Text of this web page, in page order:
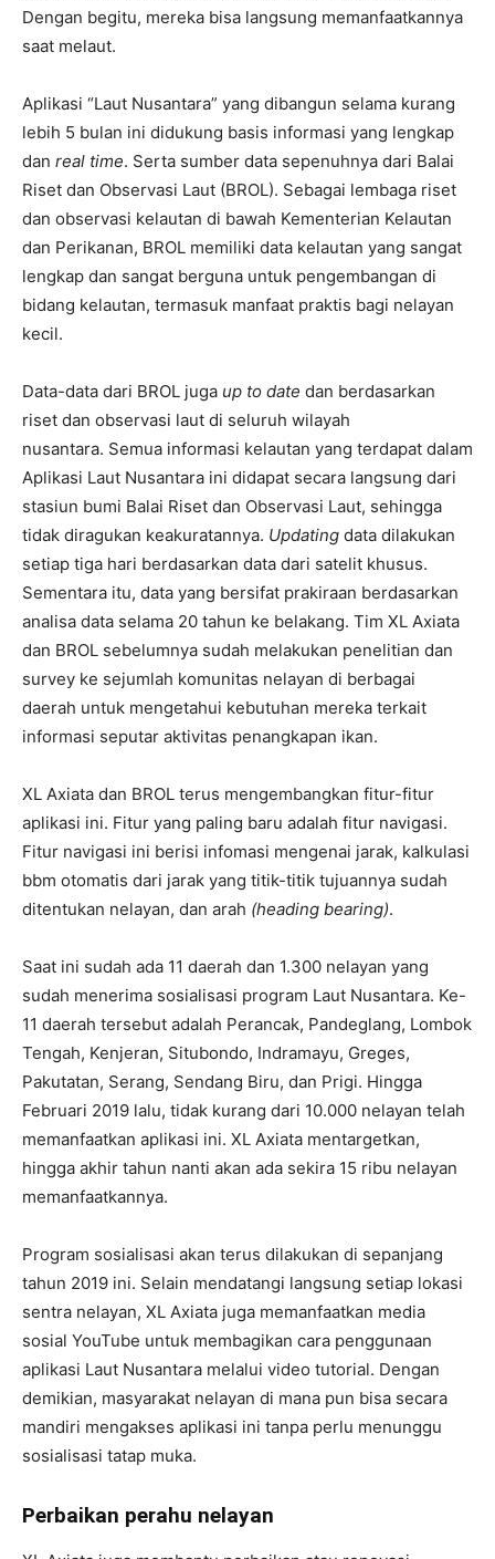
Dengan begitu, mereka bisa langsung memanfaatkannya
saat melaut.
Aplikasi “Laut Nusantara” yang dibangun selama kurang
lebih 5 bulan ini didukung basis informasi yang lengkap
dan real time. Serta sumber data sepenuhnya dari Balai
Riset dan Observasi Laut (BROL). Sebagai lembaga riset
dan observasi kelautan di bawah Kementerian Kelautan
dan Perikanan, BROL memiliki data kelautan yang sangat
lengkap dan sangat berguna untuk pengembangan di
bidang kelautan, termasuk manfaat praktis bagi nelayan
kecil.
Data-data dari BROL juga up to date dan berdasarkan
riset dan observasi laut di seluruh wilayah
nusantara. Semua informasi kelautan yang terdapat dalam
Aplikasi Laut Nusantara ini didapat secara langsung dari
stasiun bumi Balai Riset dan Observasi Laut, sehingga
tidak diragukan keakuratannya. Updating data dilakukan
setiap tiga hari berdasarkan data dari satelit khusus.
Sementara itu, data yang bersifat prakiraan berdasarkan
analisa data selama 20 tahun ke belakang. Tim XL Axiata
dan BROL sebelumnya sudah melakukan penelitian dan
survey ke sejumlah komunitas nelayan di berbagai
daerah untuk mengetahui kebutuhan mereka terkait
informasi seputar aktivitas penangkapan ikan.
XL Axiata dan BROL terus mengembangkan fitur-fitur
aplikasi ini. Fitur yang paling baru adalah fitur navigasi.
Fitur navigasi ini berisi infomasi mengenai jarak, kalkulasi
bbm otomatis dari jarak yang titik-titik tujuannya sudah
ditentukan nelayan, dan arah (heading bearing).
Saat ini sudah ada 11 daerah dan 1.300 nelayan yang
sudah menerima sosialisasi program Laut Nusantara. Ke-
11 daerah tersebut adalah Perancak, Pandeglang, Lombok
Tengah, Kenjeran, Situbondo, Indramayu, Greges,
Pakutatan, Serang, Sendang Biru, dan Prigi. Hingga
Februari 2019 lalu, tidak kurang dari 10.000 nelayan telah
memanfaatkan aplikasi ini. XL Axiata mentargetkan,
hingga akhir tahun nanti akan ada sekira 15 ribu nelayan
memanfaatkannya.
Program sosialisasi akan terus dilakukan di sepanjang
tahun 2019 ini. Selain mendatangi langsung setiap lokasi
sentra nelayan, XL Axiata juga memanfaatkan media
sosial YouTube untuk membagikan cara penggunaan
aplikasi Laut Nusantara melalui video tutorial. Dengan
demikian, masyarakat nelayan di mana pun bisa secara
mandiri mengakses aplikasi ini tanpa perlu menunggu
sosialisasi tatap muka.
Perbaikan perahu nelayan